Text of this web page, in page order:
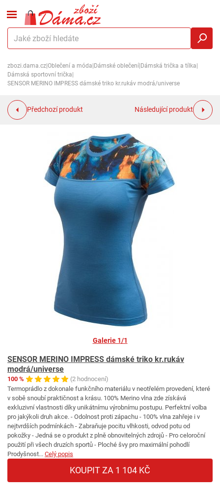
zbozi.dama.cz Oblečení a móda Dámské oblečení Dámská trička a tílka
Dámská sportovní trička
SENSOR MERINO IMPRESS dámské triko kr.rukáv modrá/universe
Předchozí produkt Následující produkt
Galerie 1/1
SENSOR MERINO IMPRESS dámské triko kr.rukáv
modrá/universe
100 %
(2 hodnocení)
Termoprádlo z dokonale funkčního materiálu v neotřelém provedení, které
v sobě snoubí praktičnost a krásu. 100% Merino vlna zde získává
exkluzivní vlastnosti díky unikátnímu výrobnímu postupu. Perfektní volba
pro jakýkoli druh akce. - Odolnost proti zápachu - 100% vlna zahřeje i v
nejtvrdších podmínkách - Zabraňuje pocitu vlhkosti, odvod potu od
pokožky - Jedná se o produkt z plně obnovitelných zdrojů - Pro celoroční
použití při všech druzích sportů - Ploché švy pro maximální pohodlí
Prodyšnost... Celý popis
KOUPIT ZA 1 104 KČ